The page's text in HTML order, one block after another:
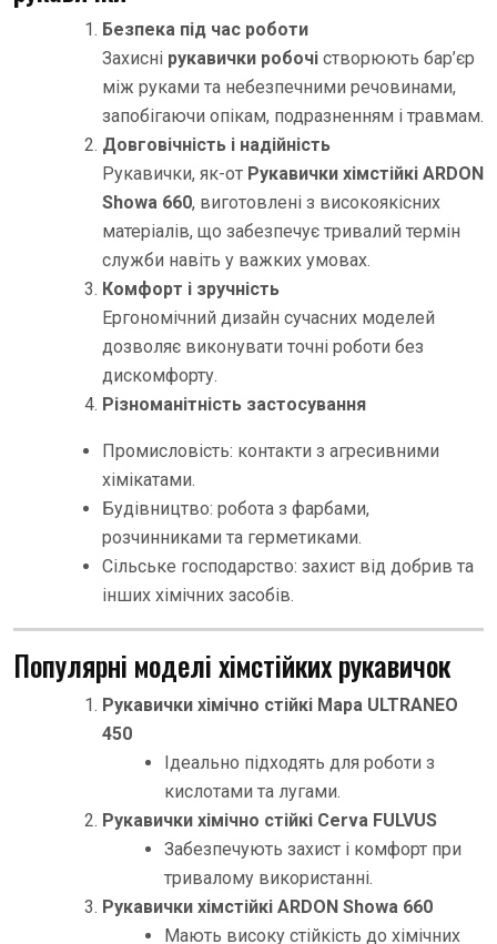
Безпека під час роботи
Захисні рукавички робочі створюють бар’єр
між руками та небезпечними речовинами,
запобігаючи опікам, подразненням і травмам.
Довговічність і надійність
Рукавички, як-от Рукавички хімстійкі ARDON
Showa 660, виготовлені з високоякісних
матеріалів, що забезпечує тривалий термін
служби навіть у важких умовах.
Комфорт і зручність
Ергономічний дизайн сучасних моделей
дозволяє виконувати точні роботи без
дискомфорту.
Різноманітність застосування
Промисловість: контакти з агресивними
хімікатами.
Будівництво: робота з фарбами,
розчинниками та герметиками.
Сільське господарство: захист від добрив та
інших хімічних засобів.
Популярні моделі хімстійких рукавичок
Рукавички хімічно стійкі Мара ULTRANEO
450
Ідеально підходять для роботи з
кислотами та лугами.
Рукавички хімічно стійкі Cerva FULVUS
Забезпечують захист і комфорт при
тривалому використанні.
Рукавички хімстійкі ARDON Showa 660
Мають високу стійкість до хімічних